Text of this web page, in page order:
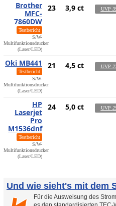
Brother
MFC-
7860DW
Testbericht
S/W-
Multifunktionsdrucker
(Laser/LED)
23 3,9 ct UVP
Oki MB441
Testbericht
S/W-
Multifunktionsdrucker
(Laser/LED)
21 4,5 ct UVP
HP
Laserjet
Pro
M1536dnf
Testbericht
S/W-
Multifunktionsdrucker
(Laser/LED)
24 5,0 ct UVP
Und wie sieht's mit dem
Für die Ausweisung des